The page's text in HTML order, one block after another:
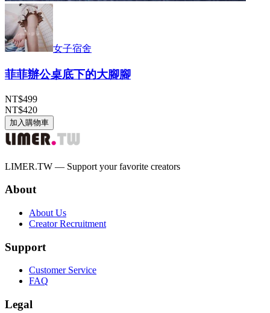
女子宿舍
菲菲辦公桌底下的大腳腳
NT$499
NT$420
加入購物車
LIMER.TW — Support your favorite creators
About
About Us
Creator Recruitment
Support
Customer Service
FAQ
Legal